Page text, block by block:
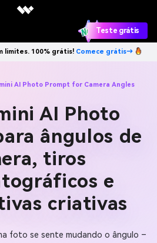
Teste grátis
limites. 100% grátis! Comece grátis→
AI Photo Prompt for Camera Angles
AI Photo
ângulos de
tiros
e
criativas
foto se sente mudando o ângulo –